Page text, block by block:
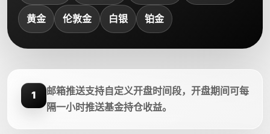
黄金 伦敦金 白银 铂金
1
邮箱推送支持自定义开盘时间段，开盘期间可每
隔一小时推送基金持仓收益。